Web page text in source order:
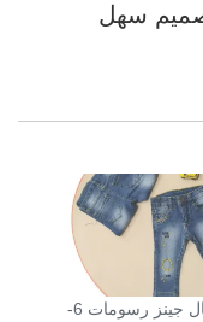
سهل
Zeni – بنطال جينز رسومات 6-